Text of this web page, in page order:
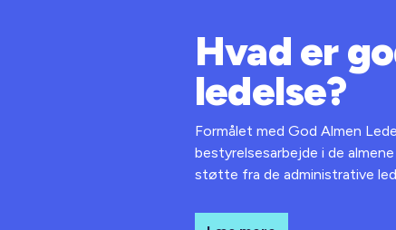
Hvad er
ledelse?
Formålet med God Almen
bestyrelsesarbejde i de
støtte fra de administrative